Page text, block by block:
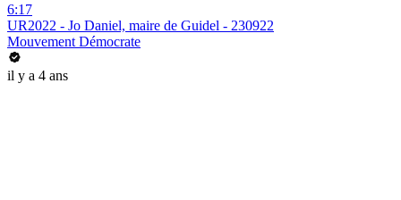
6:17
UR2022 - Jo Daniel, maire de Guidel - 230922
Mouvement Démocrate
il y a 4 ans